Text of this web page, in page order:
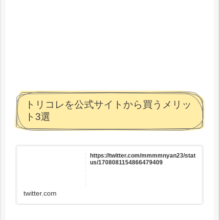
トリコレを公式サイトから買うメリッ
ト3選
https://twitter.com/mmmmnyan23/stat
us/1708081154866479409
twitter.com